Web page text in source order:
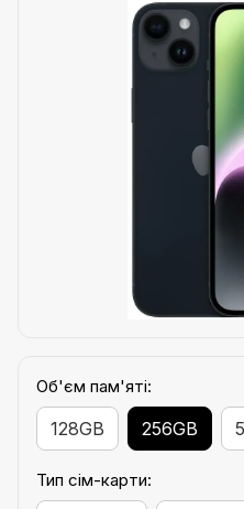
Об'єм пам'яті:
128GB 256GB
Тип сім-карти: